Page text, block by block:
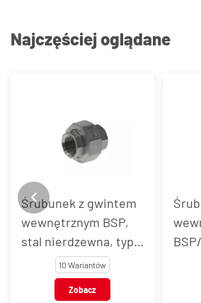
Najczęściej oglądane
Śrubunek z gwintem
wewnętrznym BSP,
stal nierdzewna, typ
10 Wariantów
Zobacz